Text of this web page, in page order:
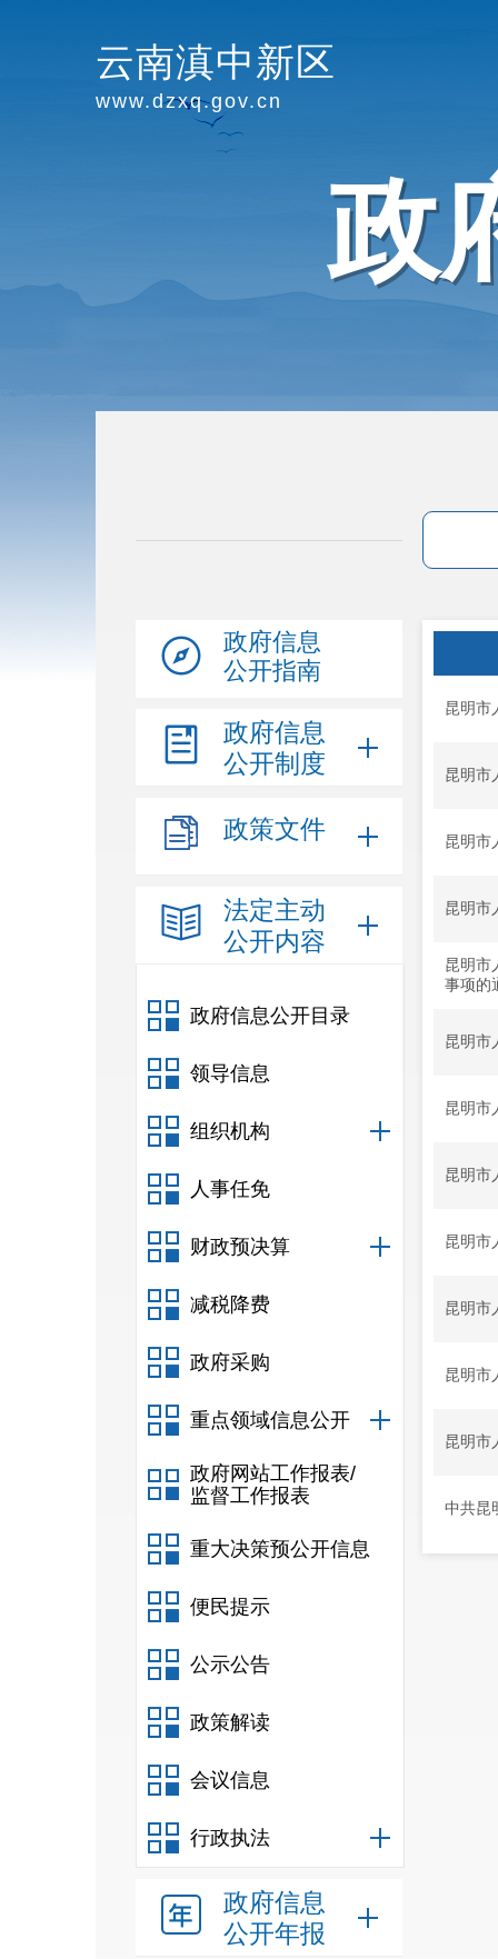
云南滇中新区
www.dzxq.gov.cn
政
政府信息
公开指南
政府信息
公开制度
政策文件
法定主动
公开内容
政府信息公开目录
领导信息
组织机构
人事任免
财政预决算
减税降费
政府采购
重点领域信息公开
政府网站工作报表/
监督工作报表
重大决策预公开信息
便民提示
公示公告
政策解读
会议信息
行政执法
政府信息
公开年报
昆明市
昆明市
昆明市
昆明市
昆明市
事项的
昆明市
昆明市
昆明市
昆明市
昆明市
昆明市
昆明市
中共昆